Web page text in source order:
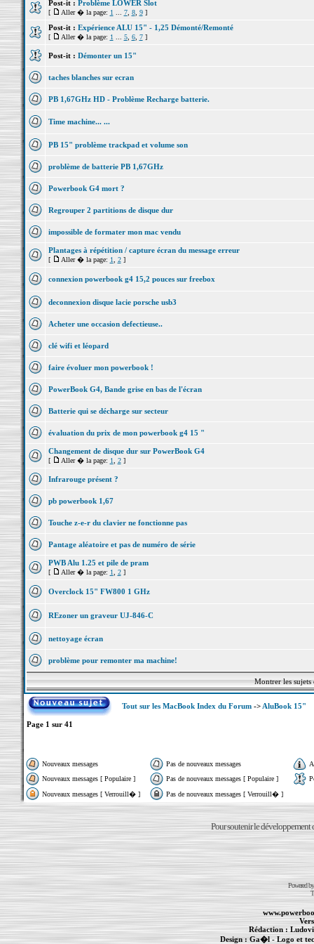
Post-it : Problème LOWER Slot
[ Aller � la page: 1 7, 8, 9]
Post-it : Expérience ALU 15" - 1,25 Démonté/Remonté
[ Aller � la page: 1 5, 6, 7]
Post-it : Démonter un 15"
taches blanches sur ecran
PB 1,67GHz HD - Problème Recharge batterie.
Time machine... ...
PB 15" problème trackpad et volume son
problème de batterie PB 1,67GHz
Powerbook G4 mort ?
Regrouper 2 partitions de disque dur
impossible de formater mon mac vendu
Plantages à répétition / capture écran du message erreur
[ Aller � la page: 1 2]
connexion powerbook g4 15,2 pouces sur freebox
deconnexion disque lacie porsche usb3
Acheter une occasion defectieuse..
clé wifi et léopard
faire évoluer mon powerbook !
PowerBook G4, Bande grise en bas de l'écran
Batterie qui se décharge sur secteur
évaluation du prix de mon powerbook g4 15 "
Changement de disque dur sur PowerBook G4
[ Aller � la page: 1 2]
Infrarouge présent ?
pb powerbook 1,67
Touche z-e-r du clavier ne fonctionne pas
Pantage aléatoire et pas de numéro de série
PWB Alu 1.25 et pile de pram
[ Aller � la page: 1 2]
Overclock 15" FW800 1 GHz
REzoner un graveur UJ-846-C
nettoyage écran
problème pour remonter ma machine!
Montrer les
Tout sur les MacBook Index du Forum-> AluBook 15"
Page 1 sur 41
Nouveaux messages Pas de nouveaux messages
Nouveaux messages [ Populaire ]
Pas de nouveaux messages [ Populaire ]
Nouveaux messages [ Verrouill� ]
Pas de nouveaux messages [ Verrouill� ]
Pour soutenir le développement
Powered
Rédaction :
Design : Ga�l- Logo et